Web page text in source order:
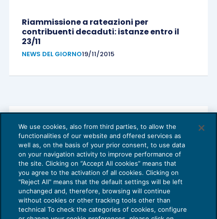
Riammissione a rateazioni per
contribuenti decaduti: istanze entro il
23/11
NEWS DEL GIORNO19/11/2015
Call center: indennità per esclusi
dall’integrazione salariale straordinaria
NEWS DEL GIORNO19/11/2015
We use cookies, also from third parties, to allow the
functionalities of our website and offered services as
well as, on the basis of your prior consent, to use data
on your navigation activity to improve performance of
the site. Clicking on “Accept All cookies” means that
you agree to the activation of all cookies. Clicking on
"Reject All" means that the default settings will be left
unchanged and, therefore, browsing will continue
without cookies or other tracking tools other than
technical To check the categories of cookies, configure